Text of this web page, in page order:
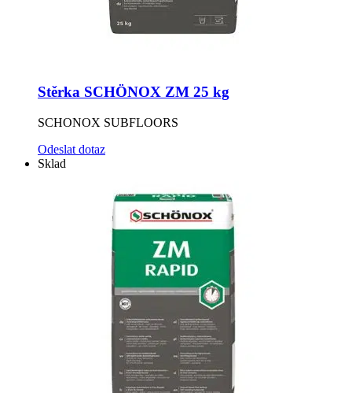
Stěrka SCHÖNOX ZM 25 kg
SCHONOX SUBFLOORS
Odeslat dotaz
Sklad